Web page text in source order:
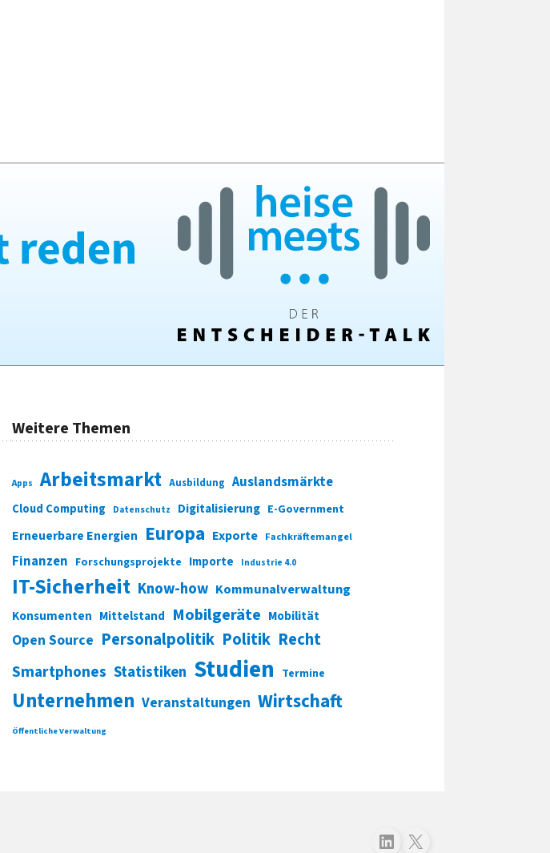
Weitere Themen
Apps Arbeitsmarkt Ausbildung Auslandsmärkte
Cloud Computing Datenschutz Digitalisierung E-Government
Erneuerbare Energien Europa Exporte Fachkräftemangel
Finanzen Forschungsprojekte Importe Industrie 4.0
IT-Sicherheit Know-how Kommunalverwaltung
Konsumenten Mittelstand Mobilgeräte Mobilität
Open Source Personalpolitik Politik Recht
Smartphones Statistiken Studien Termine
Unternehmen Veranstaltungen Wirtschaft
Öffentliche Verwaltung
Folgen Sie uns auf LinkedInFolgen Sie uns auf X (Twitter)